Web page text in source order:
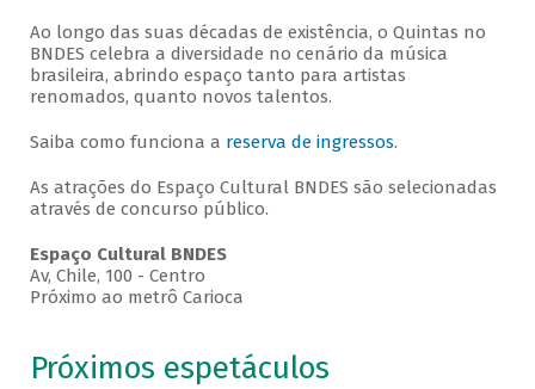
Ao longo das suas décadas de existência, o Quintas no
BNDES celebra a diversidade no cenário da música
brasileira, abrindo espaço tanto para artistas
renomados, quanto novos talentos.
Saiba como funciona a reserva de ingressos.
As atrações do Espaço Cultural BNDES são selecionadas
através de concurso público.
Espaço Cultural BNDES
Av, Chile, 100 - Centro
Próximo ao metrô Carioca
Próximos espetáculos